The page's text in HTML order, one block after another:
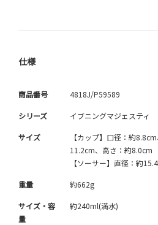
仕様
商品番号 4818J/P59589
シリーズ イブニングマジェスティ
サイズ
【カップ】口径：約
11.2cm、高さ：約8.0cm
【ソーサー】直径：約
重量 約662g
サイズ・容
量
約240ml(満水)